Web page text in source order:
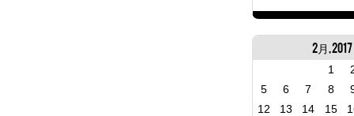
2月, 2017
1
5
6 7 8
12
13 14 15